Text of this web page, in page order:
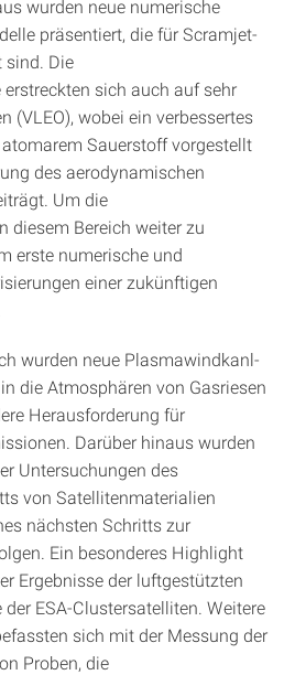
wurden neue numerische
präsentiert, die für Scramjet-
sind. Die
sich auch auf sehr
(VLEO), wobei ein verbessertes
Sauerstoff vorgestellt
des aerodynamischen
Um die
diesem Bereich weiter zu
erste numerische und
einer zukünftigen
wurden neue Plasmawindkanl-
die Atmosphären von Gasriesen
Herausforderung für
Darüber hinaus wurden
Untersuchungen des
von Satellitenmaterialien
nächsten Schritts zur
Ein besonderes Highlight
Ergebnisse der luftgestützten
ESA-Clustersatelliten. Weitere
sich mit der Messung der
Proben, die